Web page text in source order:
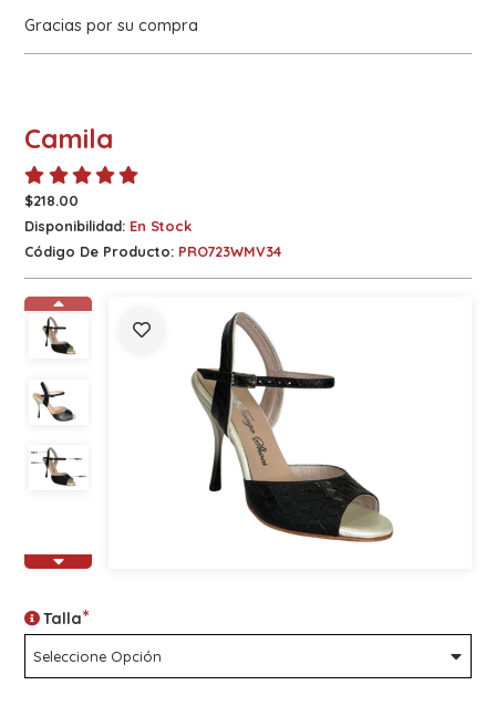
Gracias por su compra
Camila
$218.00
Disponibilidad: En Stock
Código De Producto: PRO723WMV34
Talla*